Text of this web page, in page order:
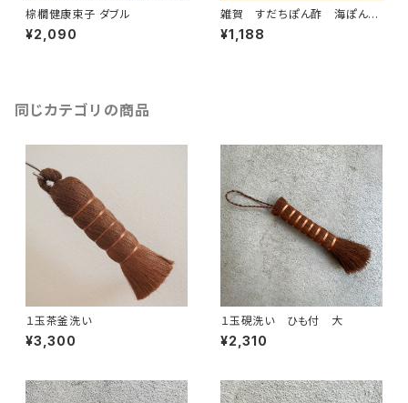
棕櫚健康束子 ダブル
¥2,090
雑賀 すだちぽん酢 海ぽん山
ぽん 300ml
¥1,188
同じカテゴリの商品
１玉茶釜洗い
¥3,300
１玉硯洗い ひも付 大
¥2,310